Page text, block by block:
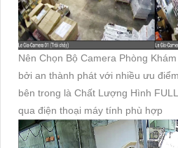
Nên Chọn Bộ Camera Phòng
bởi an thành phát với nhiều ưu
bên trong là Chất Lượng Hình
qua điện thoại máy tính phù hợp